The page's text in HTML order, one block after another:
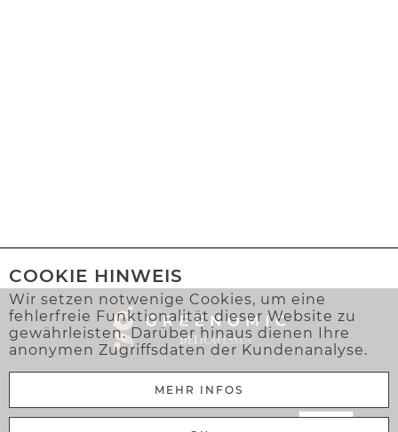
COOKIE HINWEIS
Wir setzen notwenige Cookies, um eine
fehlerfreie Funktionalität dieser Website zu
gewährleisten. Darüber hinaus dienen Ihre
anonymen Zugriffsdaten der Kundenanalyse.
MEHR INFOS
Greenomic Delicatessen Sàrl